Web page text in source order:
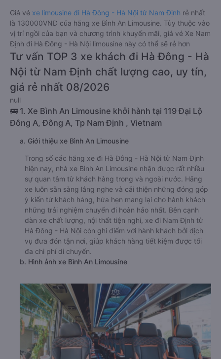
Giá vé xe limousine đi Hà Đông - Hà Nội từ Nam Định rẻ nhất
là 130000VND của hãng xe Bình An Limousine. Tùy thuộc vào
vị trí ngồi của bạn và chương trình khuyến mãi, giá vé Xe Nam
Định đi Hà Đông - Hà Nội limousine này có thể sẽ rẻ hơn
Tư vấn TOP 3 xe khách đi Hà Đông - Hà
Nội từ Nam Định chất lượng cao, uy tín,
giá rẻ nhất 08/2026
null
🚌 1. Xe Bình An Limousine khởi hành tại 119 Đại Lộ
Đông A, Đông A, Tp Nam Định , Vietnam
a. Giới thiệu xe Bình An Limousine
Trong số các hãng xe đi Hà Đông - Hà Nội từ Nam Định
hiện nay, nhà xe Bình An Limousine nhận được rất nhiều
sự quan tâm từ khách hàng trong và ngoài nước. Hãng
xe luôn sẵn sàng lắng nghe và cải thiện những đóng góp
ý kiến từ khách hàng, hứa hẹn mang lại cho hành khách
những trải nghiệm chuyến đi hoàn hảo nhất. Bên cạnh
dàn xe chất lượng, nội thất tiện nghi, xe đi Nam Định từ
Hà Đông - Hà Nội còn ghi điểm với hành khách bởi dịch
vụ đưa đón tận nơi, giúp khách hàng tiết kiệm được tối
đa chi phí di chuyển.
b. Hình ảnh xe Bình An Limousine